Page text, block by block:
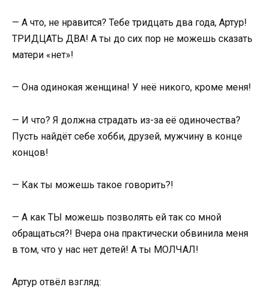
— А что, не нравится? Тебе тридцать два года, Артур!
ТРИДЦАТЬ ДВА! А ты до сих пор не можешь сказать
матери «нет»!
— Она одинокая женщина! У неё никого, кроме меня!
— И что? Я должна страдать из-за её одиночества?
Пусть найдёт себе хобби, друзей, мужчину в конце
концов!
— Как ты можешь такое говорить?!
— А как ТЫ можешь позволять ей так со мной
обращаться?! Вчера она практически обвинила меня
в том, что у нас нет детей! А ты МОЛЧАЛ!
Артур отвёл взгляд: